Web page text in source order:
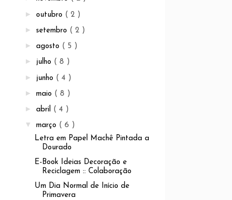
► outubro ( 2 )
► setembro ( 2 )
► agosto ( 5 )
► julho ( 8 )
► junho ( 4 )
► maio ( 8 )
► abril ( 4 )
▼ março ( 6 )
Letra em Papel Machê Pintada a
Dourado
E-Book Ideias Decoração e
Reciclagem :: Colaboração
Um Dia Normal de Início de
Primavera